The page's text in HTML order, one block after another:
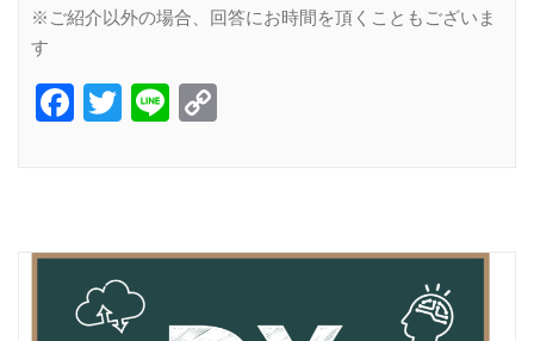
※ご紹介以外の場合、回答にお時間を頂くこともございま
す
Facebook
Twitter
Line